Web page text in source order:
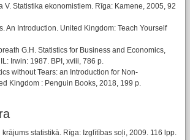
V. Statistika ekonomistiem. Rīga: Kamene, 2005, 92
An Introduction. United Kingdom: Teach Yourself
G.H. Statistics for Business and Economics,
Irwin: 1987. BPI, xviii, 786 p.
without Tears: an Introduction for Non-
Kingdom : Penguin Books, 2018, 199 p.
krājums statistikā. Rīga: Izglītības soļi, 2009. 116 lpp.